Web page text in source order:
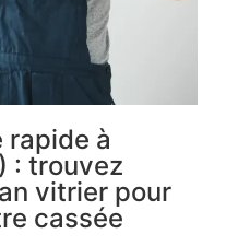
rapide à
: trouvez
vitrier pour
cassée